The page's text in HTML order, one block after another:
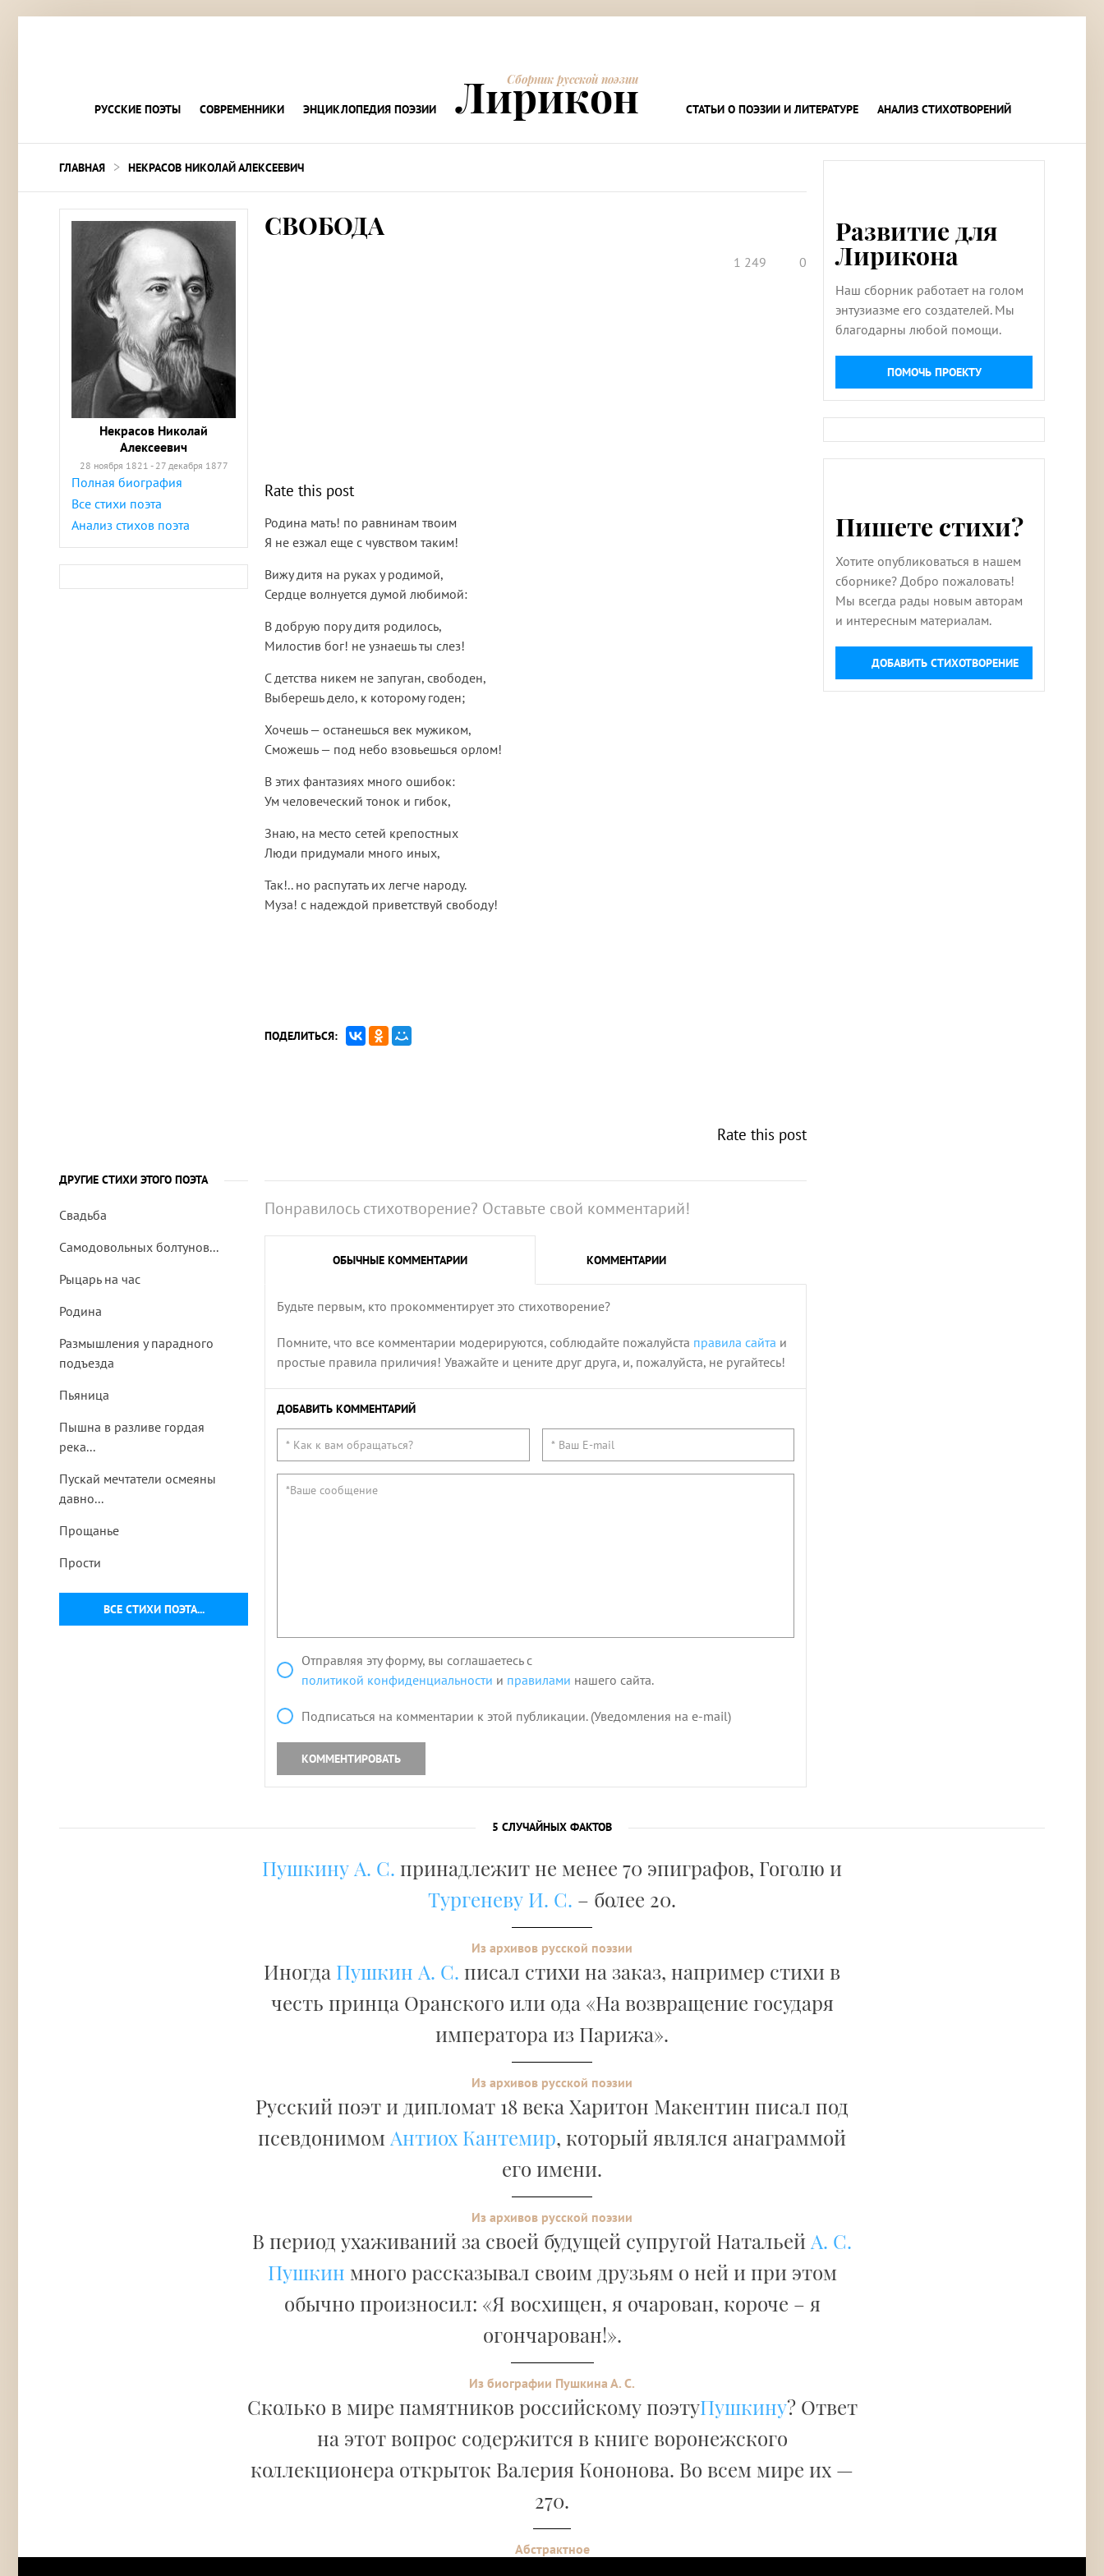
РУССКИЕ ПОЭТЫ СОВРЕМЕННИКИ ЭНЦИКЛОПЕДИЯ ПОЭЗИИ
Сборник русской поэзии
Лирикон СТАТЬИ О ПОЭЗИИ И ЛИТЕРАТУРЕ АНАЛИЗ СТИХОТВОРЕНИЙ
ГЛАВНАЯ > НЕКРАСОВ НИКОЛАЙ АЛЕКСЕЕВИЧ
Некрасов Николай
Алексеевич
28 ноября 1821 - 27 декабря 1877
Полная биография
Все стихи поэта
Анализ стихов поэта
СВОБОДА
1 249 0
Rate this post
Родина мать! по равнинам твоим
Я не езжал еще с чувством таким!
Вижу дитя на руках у родимой,
Сердце волнуется думой любимой:
В добрую пору дитя родилось,
Милостив бог! не узнаешь ты слез!
С детства никем не запуган, свободен,
Выберешь дело, к которому годен;
Хочешь — останешься век мужиком,
Сможешь — под небо взовьешься орлом!
В этих фантазиях много ошибок:
Ум человеческий тонок и гибок,
Знаю, на место сетей крепостных
Люди придумали много иных,
Так!.. но распутать их легче народу.
Муза! с надеждой приветствуй свободу!
ПОДЕЛИТЬСЯ:
Rate this post
ДРУГИЕ СТИХИ ЭТОГО ПОЭТА
ВСЕ СТИХИ ПОЭТА...
Свадьба
Самодовольных болтунов...
Рыцарь на час
Родина
Размышления у парадного
подъезда
Пьяница
Пышна в разливе гордая
река...
Пускай мечтатели осмеяны
давно...
Прощанье
Прости
Понравилось стихотворение? Оставьте свой комментарий!
ОБЫЧНЫЕ КОММЕНТАРИИ КОММЕНТАРИИ
Будьте первым, кто прокомментирует это стихотворение?
Помните, что все комментарии модерируются, соблюдайте пожалуйста правила сайта и
простые правила приличия! Уважайте и цените друг друга, и, пожалуйста, не ругайтесь!
ДОБАВИТЬ КОММЕНТАРИЙ
Отправляя эту форму, вы соглашаетесь с
политикой конфиденциальности и правилами нашего сайта.
Подписаться на комментарии к этой публикации. (Уведомления на e-mail)
КОММЕНТИРОВАТЬ
Развитие для
Лирикона
Наш сборник работает на голом
энтузиазме его создателей. Мы
благодарны любой помощи.
ПОМОЧЬ ПРОЕКТУ
Пишете стихи?
Хотите опубликоваться в нашем
сборнике? Добро пожаловать!
Мы всегда рады новым авторам
и интересным материалам.
ДОБАВИТЬ СТИХОТВОРЕНИЕ
5 СЛУЧАЙНЫХ ФАКТОВ
Пушкину А. С. принадлежит не менее 70 эпиграфов, Гоголю и
Тургеневу И. С. – более 20.
Из архивов русской поэзии
Иногда Пушкин А. С. писал стихи на заказ, например стихи в
честь принца Оранского или ода «На возвращение государя
императора из Парижа».
Из архивов русской поэзии
Русский поэт и дипломат 18 века Харитон Макентин писал под
псевдонимом Антиох Кантемир, который являлся анаграммой
его имени.
Из архивов русской поэзии
В период ухаживаний за своей будущей супругой Натальей А. С.
Пушкин много рассказывал своим друзьям о ней и при этом
обычно произносил: «Я восхищен, я очарован, короче – я
огончарован!».
Из биографии Пушкина А. С.
Сколько в мире памятников российскому поэтуПушкину? Ответ
на этот вопрос содержится в книге воронежского
коллекционера открыток Валерия Кононова. Во всем мире их —
270.
Абстрактное